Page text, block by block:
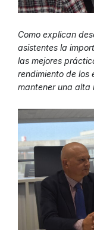
Como explican
asistentes la
las mejores
rendimiento de los
mantener una alta